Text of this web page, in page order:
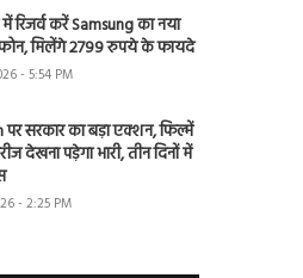
रिजर्व करें Samsung का नया
मिलेंगे 2799 रुपये के फायदे
- 5:54 PM
सरकार का बड़ा एक्शन, फिल्में
देखना पड़ेगा भारी, तीन दिनों में
- 2:25 PM